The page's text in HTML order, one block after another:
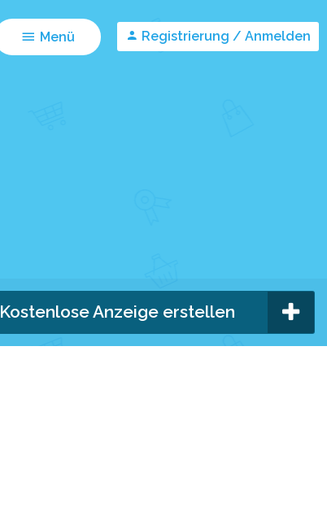
Menü Registrierung / Anmelden
Kostenlose Anzeige erstellen